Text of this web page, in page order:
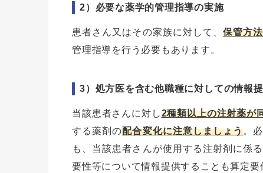
2）必要な薬学的管理指導の実施
患者さん又はその家族に対して、保管方
管理指導を行う必要もあります。
3）処方医を含む他職種に対しての情報
当該患者さんに対し2種類以上の注射薬が
する薬剤の配合変化に注意しましょう。
も、当該患者さんが使用する注射剤に係
要性等について情報提供することも算定要